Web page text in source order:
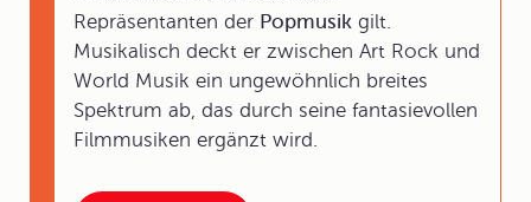
Repräsentanten der Popmusik gilt.
Musikalisch deckt er zwischen Art Rock und
World Musik ein ungewöhnlich breites
Spektrum ab, das durch seine fantasievollen
Filmmusiken ergänzt wird.